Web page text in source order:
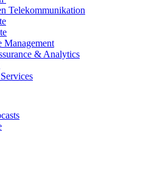
Telekommunikation
Management
& Analytics